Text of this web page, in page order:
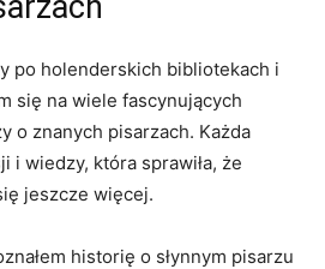
‌po holenderskich ‌bibliotekach i
się na wiele fascynujących‍
o ⁢znanych pisarzach. Każda
‌i⁢ wiedzy, ⁢która ​sprawiła,⁣ że
jeszcze więcej.
historię o⁤ słynnym pisarzu